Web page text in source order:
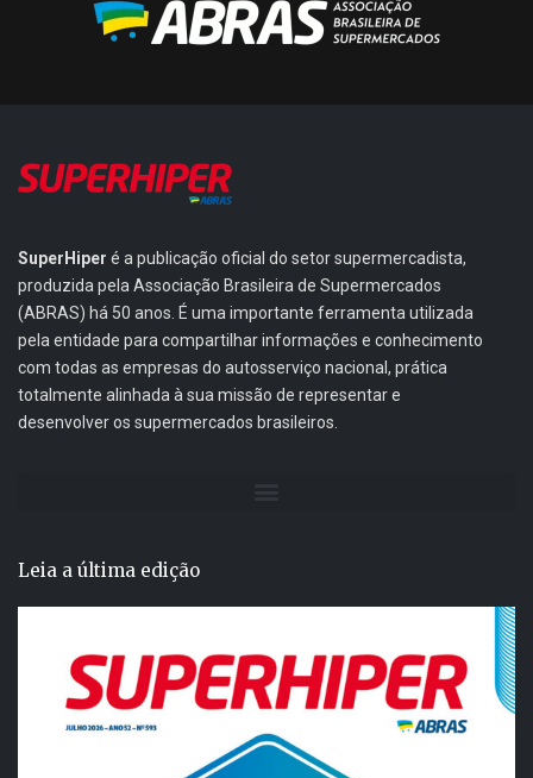
SuperHiper é a publicação oficial do setor supermercadista,
produzida pela Associação Brasileira de Supermercados
(ABRAS) há 50 anos. É uma importante ferramenta utilizada
pela entidade para compartilhar informações e conhecimento
com todas as empresas do autosserviço nacional, prática
totalmente alinhada à sua missão de representar e
desenvolver os supermercados brasileiros.
Leia a última edição